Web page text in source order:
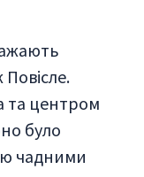
та центром
було
чадними